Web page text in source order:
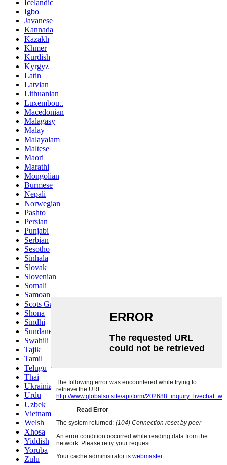
Icelandic
Igbo
Javanese
Kannada
Kazakh
Khmer
Kurdish
Kyrgyz
Latin
Latvian
Lithuanian
Luxembou..
Macedonian
Malagasy
Malay
Malayalam
Maltese
Maori
Marathi
Mongolian
Burmese
Nepali
Norwegian
Pashto
Persian
Punjabi
Serbian
Sesotho
Sinhala
Slovak
Slovenian
Somali
Samoan
Scots Gaelic
Shona
Sindhi
Sundanese
Swahili
Tajik
Tamil
Telugu
Thai
Ukrainian
Urdu
Uzbek
Vietnamese
Welsh
Xhosa
Yiddish
Yoruba
Zulu